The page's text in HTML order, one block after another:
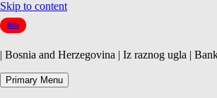
Skip to content
Bife
| Bosnia and Herzegovina | Iz raznog ugla |
Primary Menu